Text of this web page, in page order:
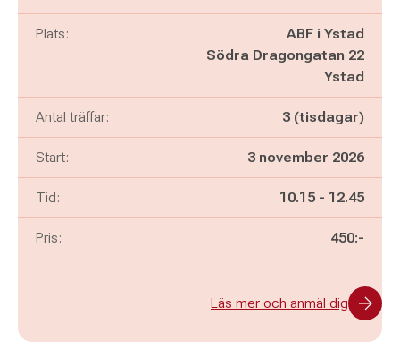
Plats:
ABF i Ystad
Södra Dragongatan 22
Ystad
Antal träffar: 3 (tisdagar)
Start: 3 november 2026
Tid: Pågår mellan
10.15 - och
12.45
Pris: 450:-
Läs mer och anmäl dig